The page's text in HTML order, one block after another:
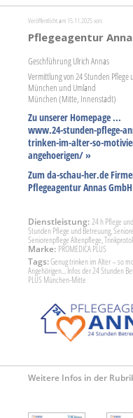
Veröffentlicht am 15.11.2025 von:
Pflegeagentur
Geschführung Ulrich Annas
Vermittlung von 24 Stunden
München und Umland
München (Mitte, Innenstadt)
Zu unserer Homepage ...
www.24-stunden-pflege-
trinken-im-alter-so-
angehoerigen/ »
Zum da-schau-her.de
Pflegeagentur Annas
Dienstleistung: 24 h Pflege
Stunden Pflege und Betreuung,
Seniorenpflege Altenpflege,
Marke: PROMEDICA PLUS
Tags:Genug trinken im Alter – so
Angehörigen... Infos der 24 Stunden
PLUS München-Mitte
Weitere Infos in der